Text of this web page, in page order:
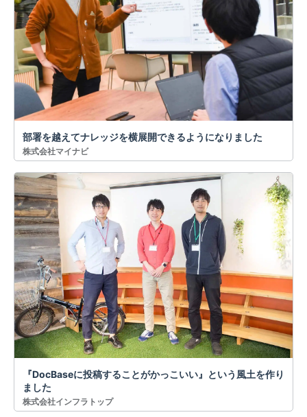
部署を越えてナレッジを横展開できるようになりました
株式会社マイナビ
『DocBaseに投稿することがかっこいい』という風土を作り
ました
株式会社インフラトップ